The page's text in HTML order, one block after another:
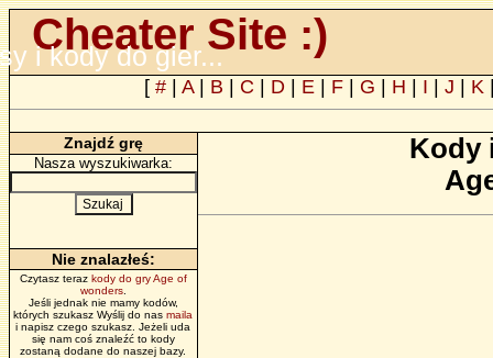
Cheater Site :)
i kody do gier...
[ # A| B C D E F G H I J K
Znajdź grę
Nasza wyszukiwarka:
Nie znalazłeś:
Czytasz teraz kody do gry Age of
wonders
Jeśli jednak nie mamy kodów,
których szukasz Wyślij do nasmaila
i napisz czego szukasz. Jeżeli uda
się nam coś znaleźć to kody
zostaną dodane do naszej bazy.
Kody